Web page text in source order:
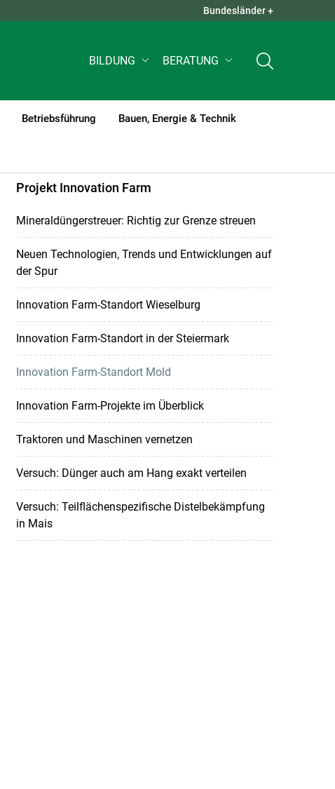
QUICK LINKS +
Bundesländer +
BILDUNG BERATUNG
Betriebsführung Bauen, Energie & Technik
Projekt Innovation Farm
Mineraldüngerstreuer: Richtig zur Grenze streuen
Neuen Technologien, Trends und Entwicklungen auf
der Spur
Innovation Farm-Standort Wieselburg
Innovation Farm-Standort in der Steiermark
Innovation Farm-Standort Mold
Innovation Farm-Projekte im Überblick
Traktoren und Maschinen vernetzen
Versuch: Dünger auch am Hang exakt verteilen
Versuch: Teilflächenspezifische Distelbekämpfung
in Mais